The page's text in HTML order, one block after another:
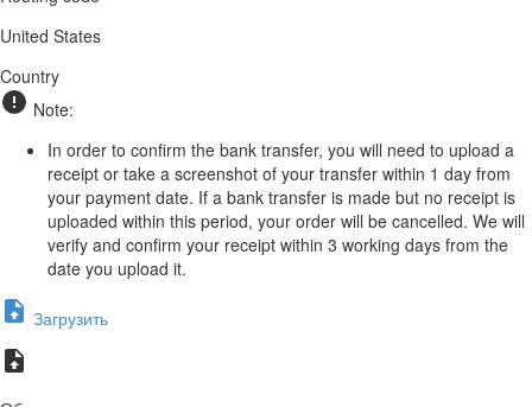
United States
Country
Note:
In order to confirm the bank transfer, you will need to upload a
receipt or take a screenshot of your transfer within 1 day from
your payment date. If a bank transfer is made but no receipt is
uploaded within this period, your order will be cancelled. We will
verify and confirm your receipt within 3 working days from the
date you upload it.
Загрузить